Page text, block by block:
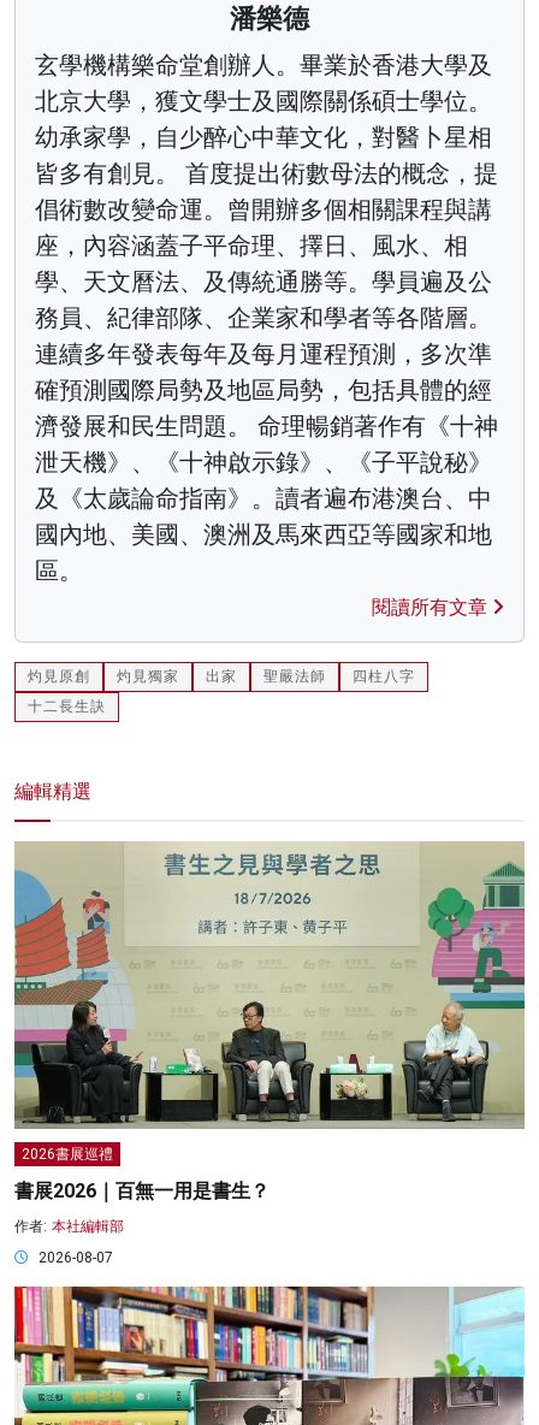
潘樂德
玄學機構樂命堂創辦人。畢業於香港大學及
北京大學，獲文學士及國際關係碩士學位。
幼承家學，自少醉心中華文化，對醫卜星相
皆多有創見。 首度提出術數母法的概念，提
倡術數改變命運。曾開辦多個相關課程與講
座，內容涵蓋子平命理、擇日、風水、相
學、天文曆法、及傳統通勝等。學員遍及公
務員、紀律部隊、企業家和學者等各階層。
連續多年發表每年及每月運程預測，多次準
確預測國際局勢及地區局勢，包括具體的經
濟發展和民生問題。 命理暢銷著作有《十神
泄天機》、《十神啟示錄》、《子平說秘》
及《太歲論命指南》。讀者遍布港澳台、中
國內地、美國、澳洲及馬來西亞等國家和地
區。
閱讀所有文章
灼見原創 灼見獨家 出家 聖嚴法師
四柱八字
十二長生訣
編輯精選
2026書展巡禮
書展2026｜百無一用是書生？
作者: 本社編輯部
2026-08-07